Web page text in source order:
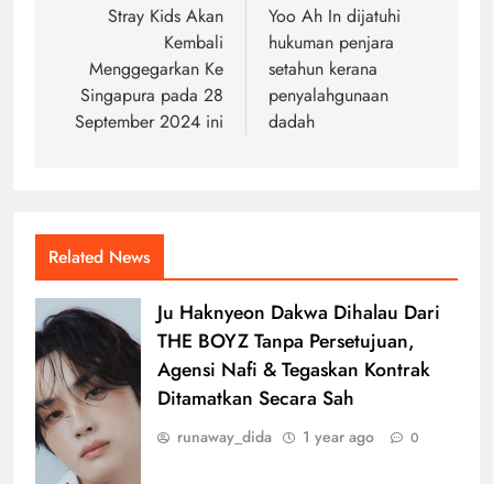
navigation
Stray Kids Akan
Kembali
Menggegarkan Ke
Singapura pada 28
September 2024 ini
Yoo Ah In dijatuhi
hukuman penjara
setahun kerana
penyalahgunaan
dadah
Related News
Ju Haknyeon Dakwa Dihalau Dari
THE BOYZ Tanpa Persetujuan,
Agensi Nafi & Tegaskan Kontrak
Ditamatkan Secara Sah
runaway_dida 1 year ago 0